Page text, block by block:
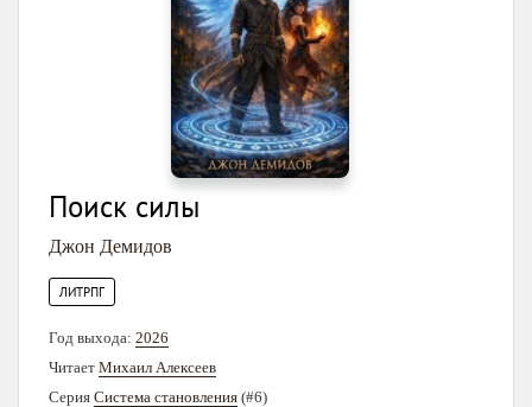
Поиск силы
Джон Демидов
ЛИТРПГ
Год выхода: 2026
Читает Михаил Алексеев
Серия Система становления (#6)